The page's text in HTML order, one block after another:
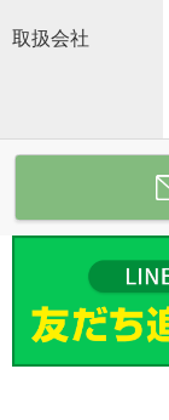
取扱会社